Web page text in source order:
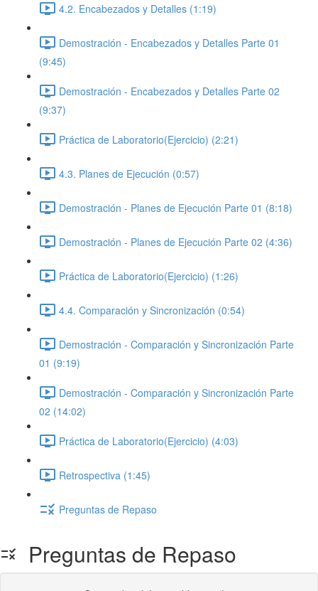
4.2. Encabezados y Detalles (1:19)
Demostración - Encabezados y Detalles Parte 01
(9:45)
Demostración - Encabezados y Detalles Parte 02
(9:37)
Práctica de Laboratorio(Ejercicio) (2:21)
4.3. Planes de Ejecución (0:57)
Demostración - Planes de Ejecución Parte 01 (8:18)
Demostración - Planes de Ejecución Parte 02 (4:36)
Práctica de Laboratorio(Ejercicio) (1:26)
4.4. Comparación y Sincronización (0:54)
Demostración - Comparación y Sincronización Parte
01 (9:19)
Demostración - Comparación y Sincronización Parte
02 (14:02)
Práctica de Laboratorio(Ejercicio) (4:03)
Retrospectiva (1:45)
Preguntas de Repaso
Preguntas de Repaso